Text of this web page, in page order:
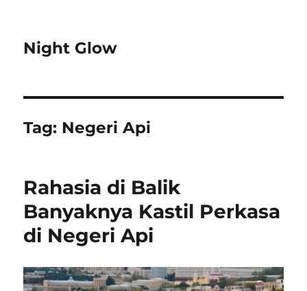
Night Glow
Tag: Negeri Api
Rahasia di Balik
Banyaknya Kastil Perkasa
di Negeri Api